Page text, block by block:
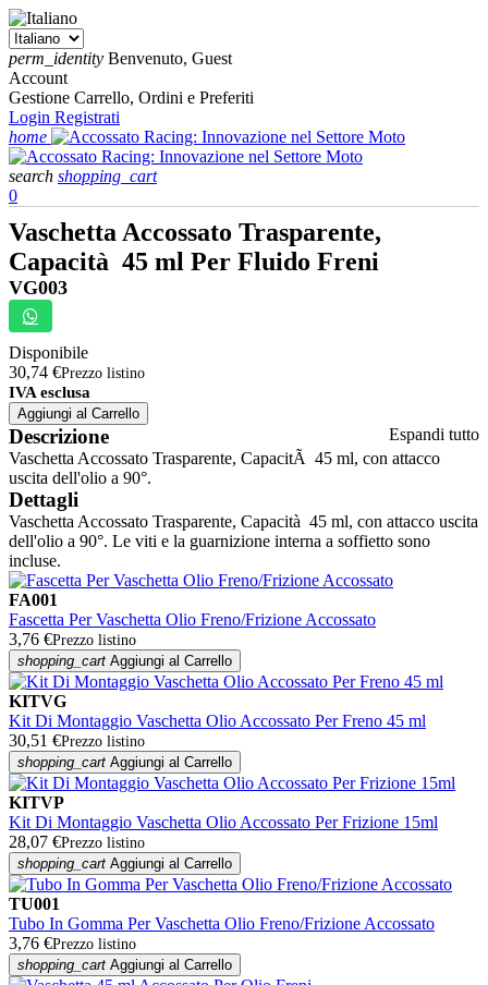
perm_identity Benvenuto, Guest
Account
Gestione Carrello, Ordini e Preferiti
Login Registrati
home
search shopping_cart
0
Vaschetta Accossato Trasparente,
Capacità 45 ml Per Fluido Freni
VG003
Disponibile
30,74 €Prezzo listino
IVA esclusa
Aggiungi al Carrello
Espandi tutto
Descrizione
Vaschetta Accossato Trasparente, CapacitÃ 45 ml, con attacco
uscita dell'olio a 90°.
Dettagli
Vaschetta Accossato Trasparente, Capacità 45 ml, con attacco uscita
dell'olio a 90°. Le viti e la guarnizione interna a soffietto sono
incluse.
FA001
Fascetta Per Vaschetta Olio Freno/Frizione Accossato
3,76 €Prezzo listino
shopping_cart Aggiungi al Carrello
KITVG
Kit Di Montaggio Vaschetta Olio Accossato Per Freno 45 ml
30,51 €Prezzo listino
shopping_cart Aggiungi al Carrello
KITVP
Kit Di Montaggio Vaschetta Olio Accossato Per Frizione 15ml
28,07 €Prezzo listino
shopping_cart Aggiungi al Carrello
TU001
Tubo In Gomma Per Vaschetta Olio Freno/Frizione Accossato
3,76 €Prezzo listino
shopping_cart Aggiungi al Carrello